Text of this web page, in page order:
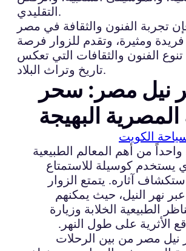
التقليدي.
تجربة الفنون والثقافة في مصر
فريدة ومثيرة، وتقدم للزوار فرصة
الفنون والثقافات التي تعكس
تاريخ وتراث البلاد.
نيل مصر: سحر
البهيجة
الكويت
واحداً من أهم المعالم الطبيعية
كوسيلة للاستمتاع
آثاره. يتمتع الزوار
نهر النيل، حيث يمكنهم
الطبيعية الخلابة وزيارة
الأثرية على طول النهر.
نيل مصر من بين الرحلات